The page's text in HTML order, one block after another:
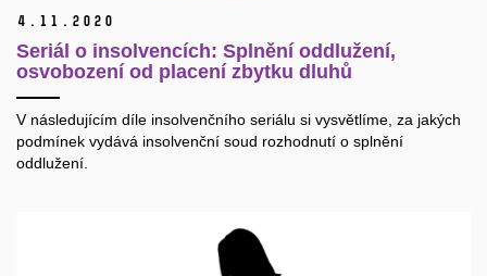
4. 11. 2020
Seriál o insolvencích: Splnění oddlužení,
osvobození od placení zbytku dluhů
V následujícím díle insolvenčního seriálu si vysvětlíme, za jakých
podmínek vydává insolvenční soud rozhodnutí o splnění
oddlužení.